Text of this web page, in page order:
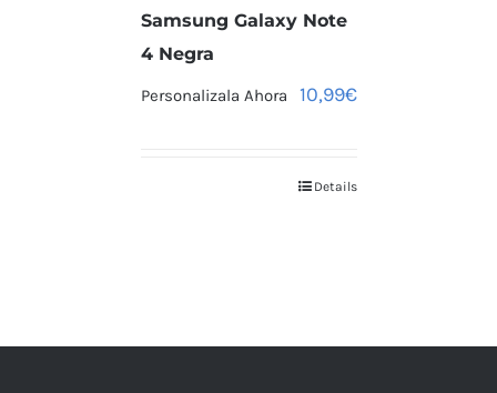
Samsung Galaxy Note
4 Negra
Personalizala Ahora 10,99€
Details